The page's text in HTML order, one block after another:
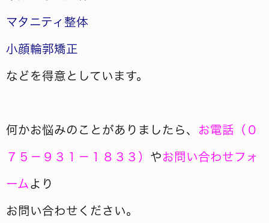
マタニティ整体
小顔輪郭矯正
などを得意としています。
何かお悩みのことがありましたら、 お電話（０
７５－９３１－１８３３） や お問い合わせフォ
ーム より
お問い合わせください。